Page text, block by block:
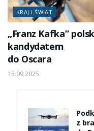
KRAJ I ŚWIAT
„Franz Kafka”
kandydatem
do Oscara
15.09.2025
z